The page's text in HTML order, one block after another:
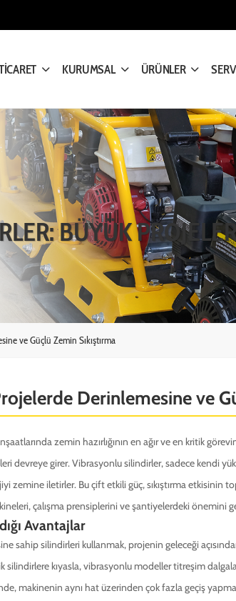
KURUMSAL ÜRÜNLER
BÜYÜK
ve Güçlü Zemin Sıkıştırma
Derinlemesine ve
zemin hazırlığının en ağır ve en kritik
devreye girer. Vibrasyonlu silindirler, sadece kendi
iletirler. Bu çift etkili güç, sıkıştırma etkisinin
çalışma prensiplerini ve şantiyelerdeki önemini
Avantajlar
sahip silindirleri kullanmak, projenin geleceği
silindirlere kıyasla, vibrasyonlu modeller titreşim
makinenin aynı hat üzerinden çok fazla geçiş